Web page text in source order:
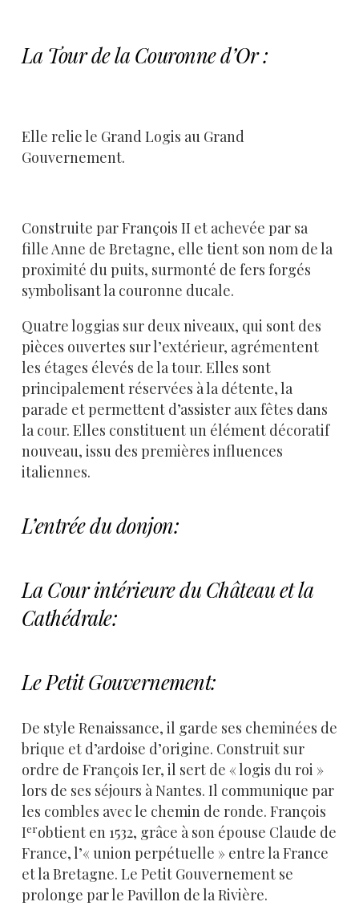
La Tour de la Couronne d’Or :
Elle relie le Grand Logis au Grand
Gouvernement.
Construite par François II et achevée par sa
fille Anne de Bretagne, elle tient son nom de la
proximité du puits, surmonté de fers forgés
symbolisant la couronne ducale.
Quatre loggias sur deux niveaux, qui sont des
pièces ouvertes sur l’extérieur, agrémentent
les étages élevés de la tour. Elles sont
principalement réservées à la détente, la
parade et permettent d’assister aux fêtes dans
la cour. Elles constituent un élément décoratif
nouveau, issu des premières influences
italiennes.
L’entrée du donjon:
La Cour intérieure du Château et la
Cathédrale:
Le Petit Gouvernement:
De style Renaissance, il garde ses cheminées de
brique et d’ardoise d’origine. Construit sur
ordre de François Ier, il sert de « logis du roi »
lors de ses séjours à Nantes. Il communique par
les combles avec le chemin de ronde. François
Ierobtient en 1532, grâce à son épouse Claude de
France, l’« union perpétuelle » entre la France
et la Bretagne. Le Petit Gouvernement se
prolonge par le Pavillon de la Rivière.